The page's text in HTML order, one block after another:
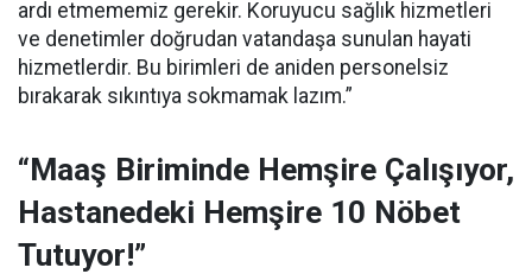
ardı etmememiz gerekir. Koruyucu sağlık hizmetleri
ve denetimler doğrudan vatandaşa sunulan hayati
hizmetlerdir. Bu birimleri de aniden personelsiz
bırakarak sıkıntıya sokmamak lazım.”
“Maaş Biriminde Hemşire Çalışıyor,
Hastanedeki Hemşire 10 Nöbet
Tutuyor!”